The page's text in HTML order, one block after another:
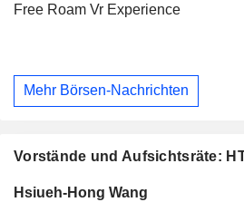
Free Roam Vr Experience
Mehr Börsen-Nachrichten
Vorstände und Aufsichtsräte:
Manager Titel Alter
Hsiueh-Hong Wang